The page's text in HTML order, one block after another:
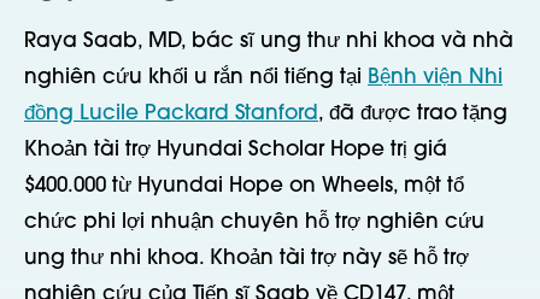
Raya Saab, MD, bác sĩ ung thư nhi khoa và nhà
nghiên cứu khối u rắn nổi tiếng tại Bệnh viện Nhi
đồng Lucile Packard Stanford, đã được trao tặng
Khoản tài trợ Hyundai Scholar Hope trị giá
$400.000 từ Hyundai Hope on Wheels, một tổ
chức phi lợi nhuận chuyên hỗ trợ nghiên cứu
ung thư nhi khoa. Khoản tài trợ này sẽ hỗ trợ
nghiên cứu của Tiến sĩ Saab về CD147, một